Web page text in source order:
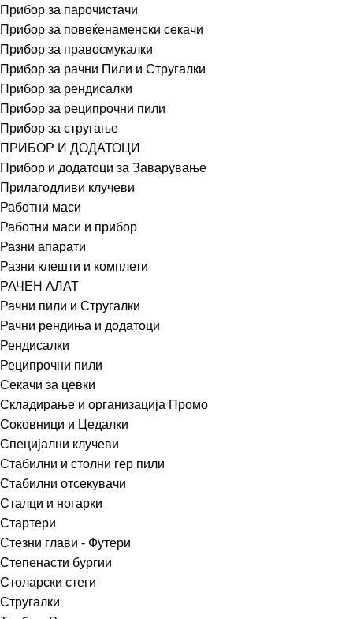
Прибор за парочистачи
Прибор за повеќенаменски секачи
Прибор за правосмукалки
Прибор за рачни Пили и Стругалки
Прибор за рендисалки
Прибор за реципрочни пили
Прибор за стругање
ПРИБОР И ДОДАТОЦИ
Прибор и додатоци за Заварување
Прилагодливи клучеви
Работни маси
Работни маси и прибор
Разни апарати
Разни клешти и комплети
РАЧЕН АЛАТ
Рачни пили и Стругалки
Рачни рендиња и додатоци
Рендисалки
Реципрочни пили
Секачи за цевки
Складирање и организација Промо
Соковници и Цедалки
Специјални клучеви
Стабилни и столни гер пили
Стабилни отсекувачи
Сталци и ногарки
Стартери
Стезни глави - Футери
Степенасти бургии
Столарски стеги
Стругалки